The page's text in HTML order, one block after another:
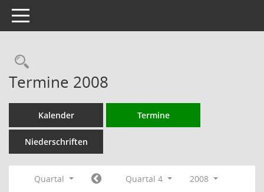
Toggle navigation
Rechercheauswahl
Termine 2008
Kalender Termine
Niederschriften
Quartal Quartal 4
2008